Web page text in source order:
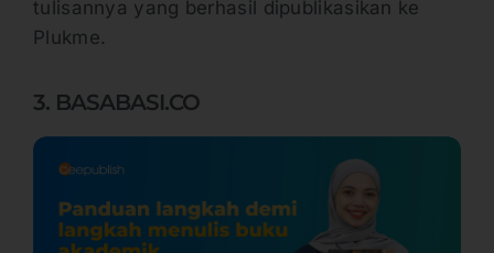
tulisannya yang berhasil dipublikasikan ke
Plukme.
3. BASABASI.CO